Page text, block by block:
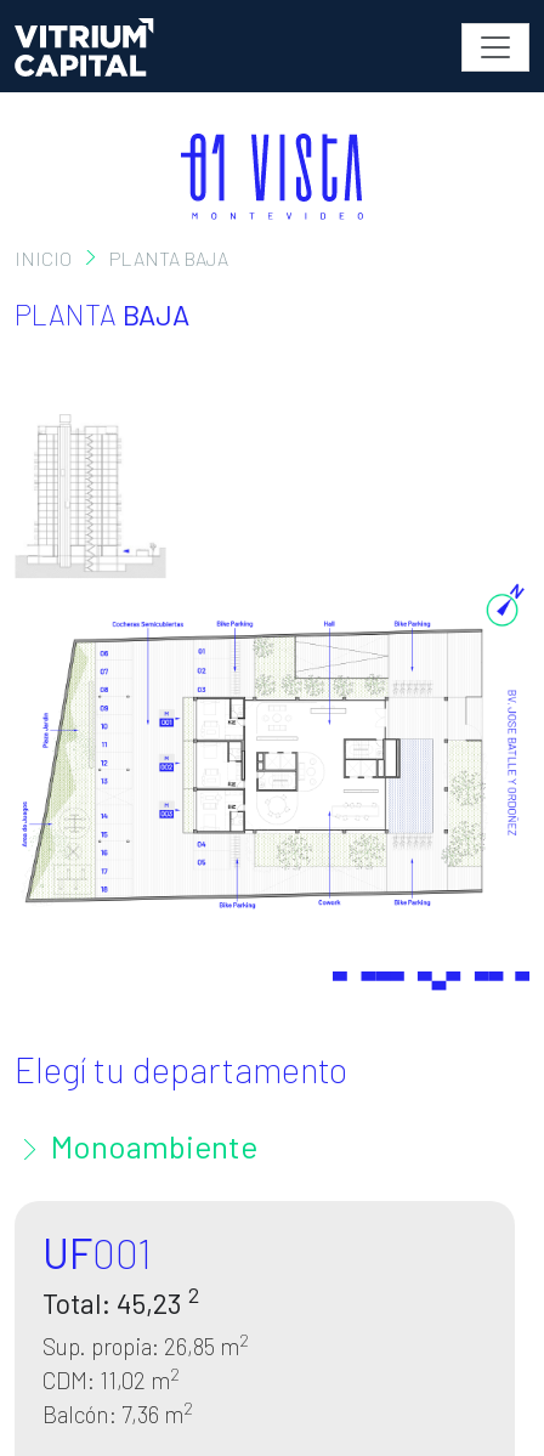
INICIO PLANTA BAJA
PLANTA BAJA
Elegí tu departamento
Monoambiente
UF001
Total: 45,23 2
Sup. propia: 26,85 m2
CDM: 11,02 m2
Balcón: 7,36 m2